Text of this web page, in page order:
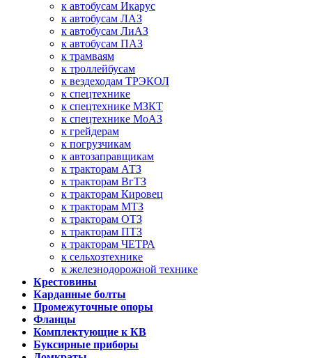
к автобусам Икарус
к автобусам ЛАЗ
к автобусам ЛиАЗ
к автобусам ПАЗ
к трамваям
к троллейбусам
к вездеходам ТРЭКОЛ
к спецтехнике
к спецтехнике МЗКТ
к спецтехнике МоАЗ
к грейдерам
к погрузчикам
к автозаправщикам
к тракторам АТЗ
к тракторам ВгТЗ
к тракторам Кировец
к тракторам МТЗ
к тракторам ОТЗ
к тракторам ПТЗ
к тракторам ЧЕТРА
к сельхозтехнике
к железнодорожной технике
Крестовины
Карданные болты
Промежуточные опоры
Фланцы
Комплектующие к КВ
Буксирные приборы